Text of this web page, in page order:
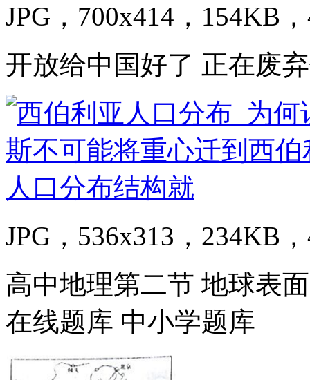
JPG，700x414，154KB
开放给中国好了 正在废
JPG，536x313，234KB
高中地理第二节 地球表
在线题库 中小学题库